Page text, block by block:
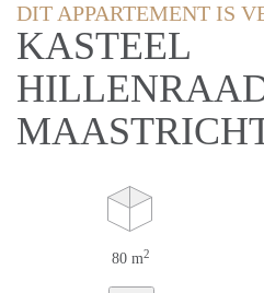
DIT APPARTEMENT IS
KASTEEL
80 m2